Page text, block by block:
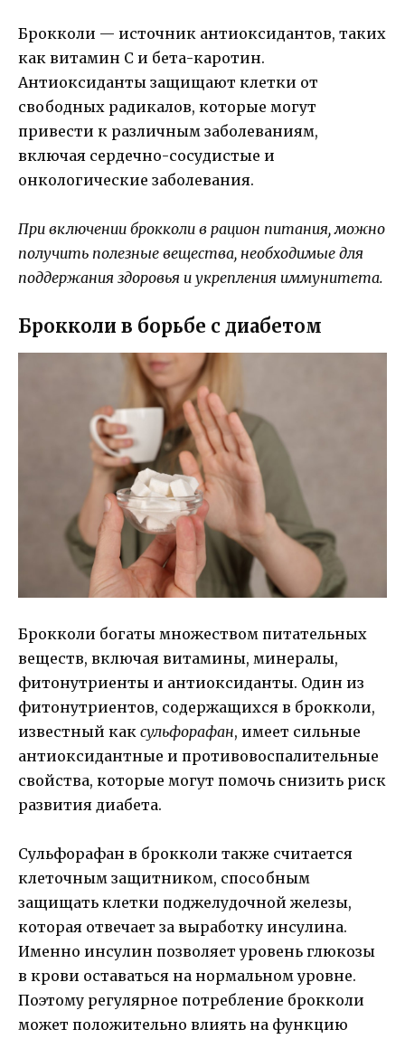
Брокколи — источник антиоксидантов, таких
как витамин С и бета-каротин.
Антиоксиданты защищают клетки от
свободных радикалов, которые могут
привести к различным заболеваниям,
включая сердечно-сосудистые и
онкологические заболевания.
При включении брокколи в рацион питания, можно
получить полезные вещества, необходимые для
поддержания здоровья и укрепления иммунитета.
Брокколи в борьбе с диабетом
Брокколи богаты множеством питательных
веществ, включая витамины, минералы,
фитонутриенты и антиоксиданты. Один из
фитонутриентов, содержащихся в брокколи,
известный как сульфорафан, имеет сильные
антиоксидантные и противовоспалительные
свойства, которые могут помочь снизить риск
развития диабета.
Сульфорафан в брокколи также считается
клеточным защитником, способным
защищать клетки поджелудочной железы,
которая отвечает за выработку инсулина.
Именно инсулин позволяет уровень глюкозы
в крови оставаться на нормальном уровне.
Поэтому регулярное потребление брокколи
может положительно влиять на функцию